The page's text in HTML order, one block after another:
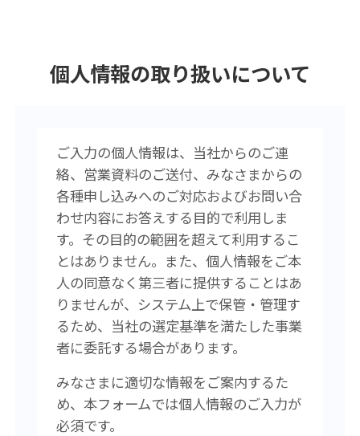
個人情報の取り扱いについて
ご入力の個人情報は、当社からのご連
絡、営業資料のご送付、みなさまからの
各種申し込みへのご対応およびお問い合
わせ内容にお答えする目的で利用しま
す。その目的の範囲を超えて利用するこ
とはありません。また、個人情報をご本
人の同意なく第三者に提供することはあ
りませんが、システム上で保管・管理す
るため、当社の選定基準を満たした事業
者に委託する場合があります。
みなさまに適切な情報をご案内するた
め、本フォームでは個人情報のご入力が
必須です。